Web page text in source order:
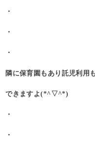
・
・
・
隣に保育園もあり託児利用
できますよ(*^▽^*)
・
・